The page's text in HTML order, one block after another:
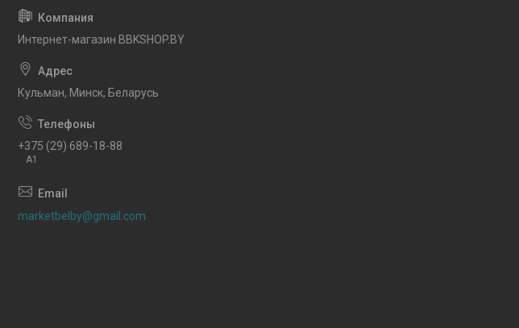
Интернет-магазин BBKSHOP.BY
Кульман, Минск, Беларусь
+375 (29) 689-18-88
A1
marketbelby@gmail.com